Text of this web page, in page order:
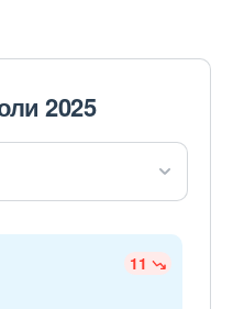
2025
11